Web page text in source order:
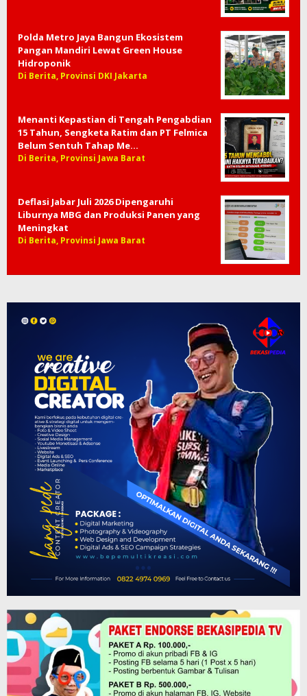
Polda Metro Jaya Bangun Ekosistem
Pangan Mandiri Lewat Green House
Hidroponik
Di Berita, Provinsi DKI Jakarta
Menanti Kepastian di Tengah Pengabdian
15 Tahun, Sengketa Ratim dan PT Felmica
Belum Sentuh Tahap Me…
Di Berita, Provinsi Jawa Barat
Deflasi Jabar Juli 2026 Dipengaruhi
Liburnya MBG dan Produksi Panen yang
Meningkat
Di Berita, Provinsi Jawa Barat